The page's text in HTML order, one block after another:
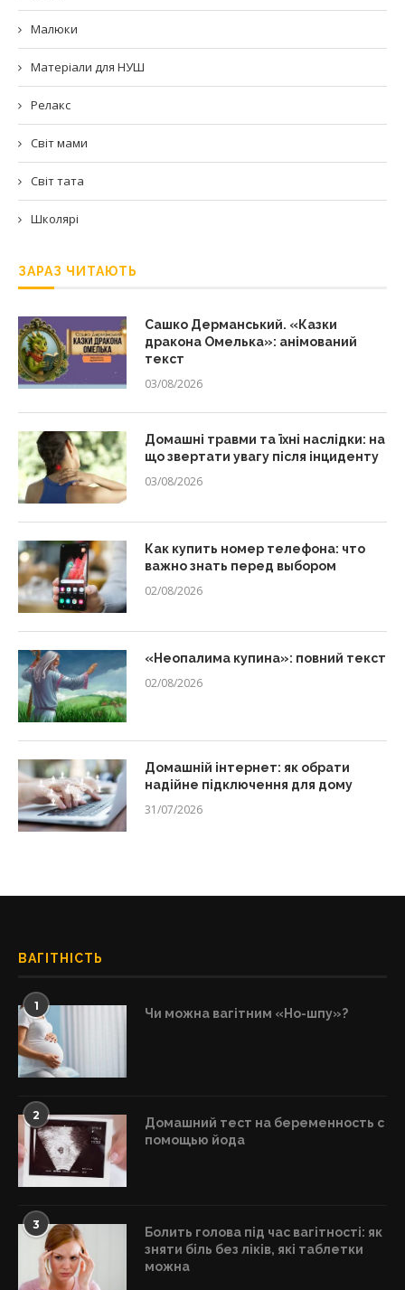
Малюки
Матеріали для НУШ
Релакс
Світ мами
Світ тата
Школярі
ЗАРАЗ ЧИТАЮТЬ
Сашко Дерманський. «Казки
дракона Омелька»: анімований
текст
03/08/2026
Домашні травми та їхні наслідки: на
що звертати увагу після інциденту
03/08/2026
Как купить номер телефона: что
важно знать перед выбором
02/08/2026
«Неопалима купина»: повний текст
02/08/2026
Домашній інтернет: як обрати
надійне підключення для дому
31/07/2026
ВАГІТНІСТЬ
1 Чи можна вагітним «Но-шпу»?
2
Домашний тест на беременность с
помощью йода
3
Болить голова під час вагітності: як
зняти біль без ліків, які таблетки
можна